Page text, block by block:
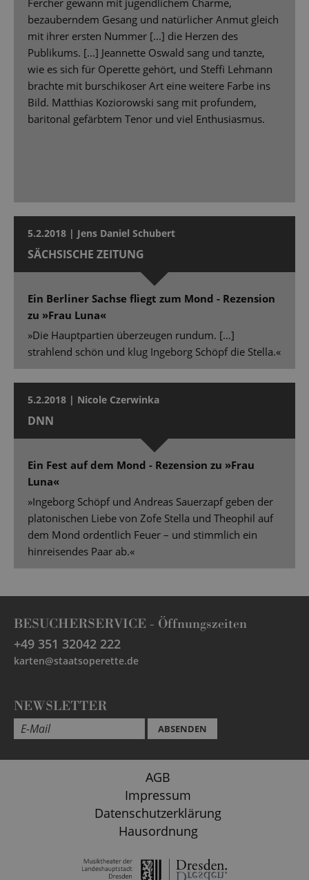
Fercher gewann mit jugendlichem Charme,
bezauberndem Gesang und natürlicher Anmut gleich
mit ihrer ersten Nummer [...] die Herzen des
Publikums. [...] Jeannette Oswald sang und tanzte,
wie es sich für Operette gehört, und Steffi Lehmann
brachte mit burschikoser Art eine weitere Farbe ins
Bild. Matthias Koziorowski sang mit profundem,
baritonal gefärbtem Tenor und viel Enthusiasmus.
5.2.2018 | Jens Daniel Schubert
SÄCHSISCHE ZEITUNG
Ein Berliner Sachse fliegt zum Mond - Rezension
zu »Frau Luna«
»Die Hauptpartien überzeugen rundum. […]
strahlend schön und klug Ingeborg Schöpf die Stella.«
5.2.2018 | Nicole Czerwinka
DNN
Ein Fest auf dem Mond - Rezension zu »Frau
Luna«
»Ingeborg Schöpf und Andreas Sauerzapf geben der
platonischen Liebe von Zofe Stella und Theophil auf
dem Mond ordentlich Feuer – und stimmlich ein
hinreisendes Paar ab.«
BESUCHERSERVICE - Öffnungszeiten
+49 351 32042 222
karten@staatsoperette.de
NEWSLETTER
ABSENDEN
AGB
Impressum
Datenschutzerklärung
Hausordnung